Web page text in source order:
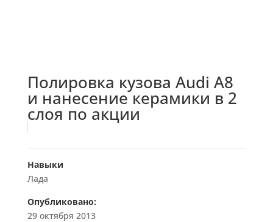
Полировка кузова Audi A8
и нанесение керамики в 2
слоя по акции
Навыки
Лада
Опубликовано:
29 октября 2013